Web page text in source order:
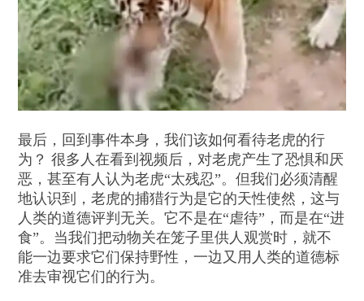
最后，回到事件本身，我们该如何看待老虎的行
为？ 很多人在看到视频后，对老虎产生了恐惧和厌
恶，甚至有人认为老虎“太残忍”。但我们必须清醒
地认识到，老虎的捕猎行为是它的天性使然，这与
人类的道德评判无关。它不是在“虐待”，而是在“进
食”。当我们把动物关在笼子里供人观赏时，就不
能一边要求它们保持野性，一边又用人类的道德标
准去审视它们的行为。